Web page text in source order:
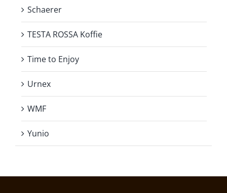
Schaerer
TESTA ROSSA Koffie
Time to Enjoy
Urnex
WMF
Yunio